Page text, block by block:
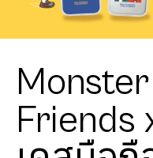
Friends